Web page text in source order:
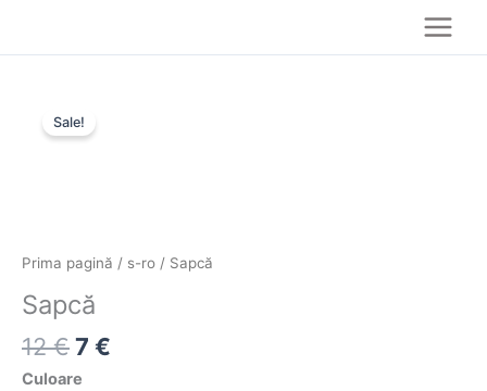
Sale!
Prima pagină / s-ro / Sapcă
Sapcă
12€
inițial
7 €
Culoare
Sapcă